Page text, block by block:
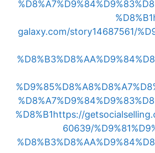
%D8%B1
galaxy.com/story14687561/
%D8%B1https://
60639/